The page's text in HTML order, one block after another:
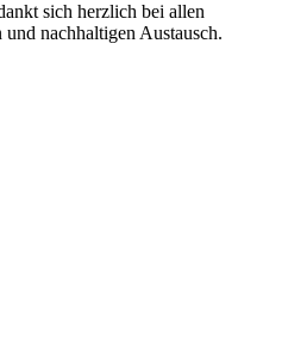
sich herzlich bei allen
nachhaltigen Austausch.